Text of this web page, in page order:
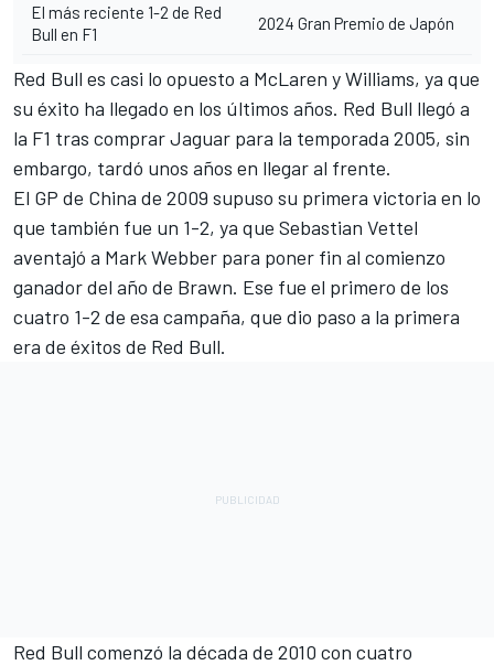
El más reciente 1-2 de Red
Bull en F1
2024 Gran Premio de Japón
Red Bull es casi lo opuesto a McLaren y Williams, ya que
su éxito ha llegado en los últimos años. Red Bull llegó a
la F1 tras comprar Jaguar para la temporada 2005, sin
embargo, tardó unos años en llegar al frente.
El GP de China de 2009 supuso su primera victoria en lo
que también fue un 1-2, ya que Sebastian Vettel
aventajó a Mark Webber para poner fin al comienzo
ganador del año de Brawn. Ese fue el primero de los
cuatro 1-2 de esa campaña, que dio paso a la primera
era de éxitos de Red Bull.
Red Bull comenzó la década de 2010 con cuatro